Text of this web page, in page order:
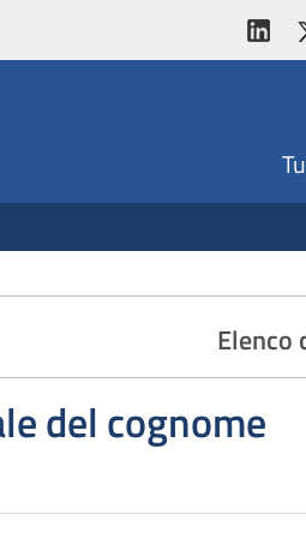
Elenco
del cognome